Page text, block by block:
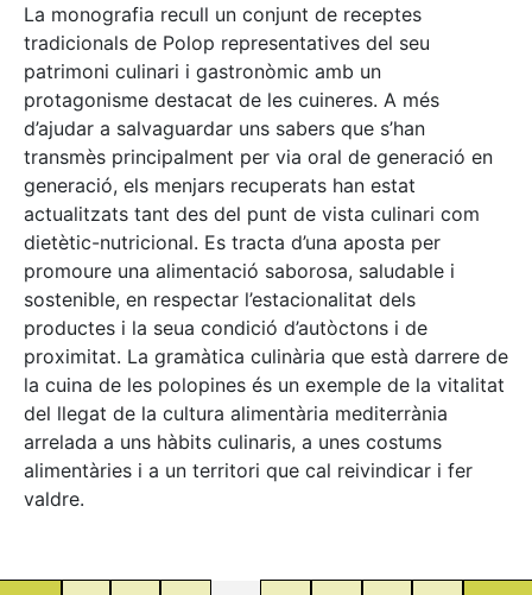
La monografia recull un conjunt de receptes
tradicionals de Polop representatives del seu
patrimoni culinari i gastronòmic amb un
protagonisme destacat de les cuineres. A més
d’ajudar a salvaguardar uns sabers que s’han
transmès principalment per via oral de generació en
generació, els menjars recuperats han estat
actualitzats tant des del punt de vista culinari com
dietètic-nutricional. Es tracta d’una aposta per
promoure una alimentació saborosa, saludable i
sostenible, en respectar l’estacionalitat dels
productes i la seua condició d’autòctons i de
proximitat. La gramàtica culinària que està darrere de
la cuina de les polopines és un exemple de la vitalitat
del llegat de la cultura alimentària mediterrània
arrelada a uns hàbits culinaris, a unes costums
alimentàries i a un territori que cal reivindicar i fer
valdre.